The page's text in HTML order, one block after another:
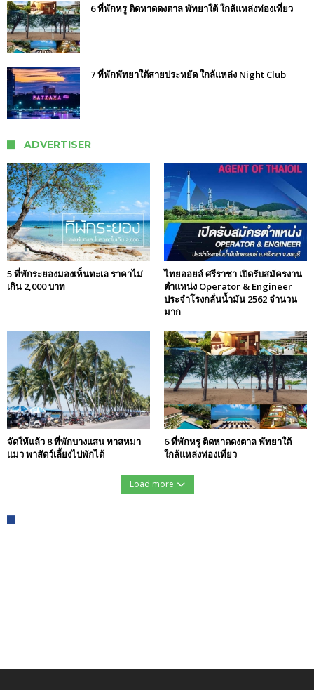
6 ที่พักหรู ติดหาดดงตาล พัทยาใต้ ใกล้แหล่งท่องเที่ยว
7 ที่พักพัทยาใต้สายประหยัด ใกล้แหล่ง Night Club
ADVERTISER
5 ที่พักระยองมองเห็นทะเล ราคาไม่
เกิน 2,000 บาท
ไทยออยล์ ศรีราชา เปิดรับสมัครงาน
ตำแหน่ง Operator & Engineer
ประจำโรงกลั่นน้ำมัน 2562 จำนวน
มาก
จัดให้แล้ว 8 ที่พักบางแสน ทาสหมา
แมว พาสัตว์เลี้ยงไปพักได้
6 ที่พักหรู ติดหาดดงตาล พัทยาใต้
ใกล้แหล่งท่องเที่ยว
Load more